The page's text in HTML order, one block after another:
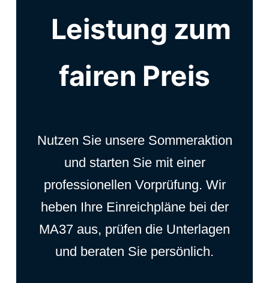
Leistung zum
fairen Preis
Nutzen Sie unsere Sommeraktion
und starten Sie mit einer
professionellen Vorprüfung. Wir
heben Ihre Einreichpläne bei der
MA37 aus, prüfen die Unterlagen
und beraten Sie persönlich.